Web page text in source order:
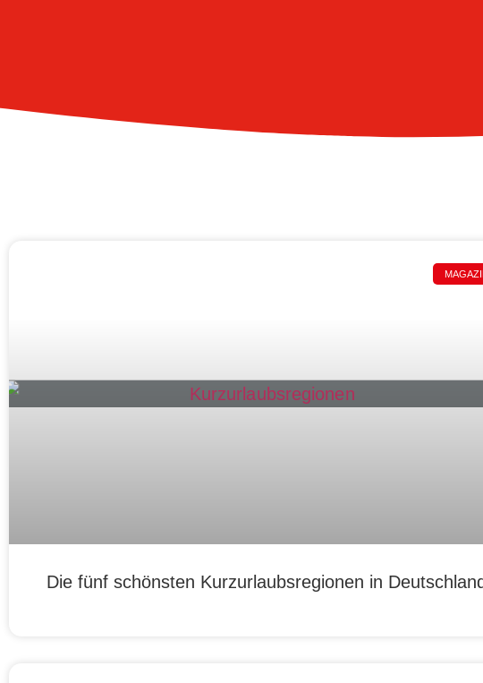
Die fünf schönsten Kurzurlaubsregionen in Deutschland